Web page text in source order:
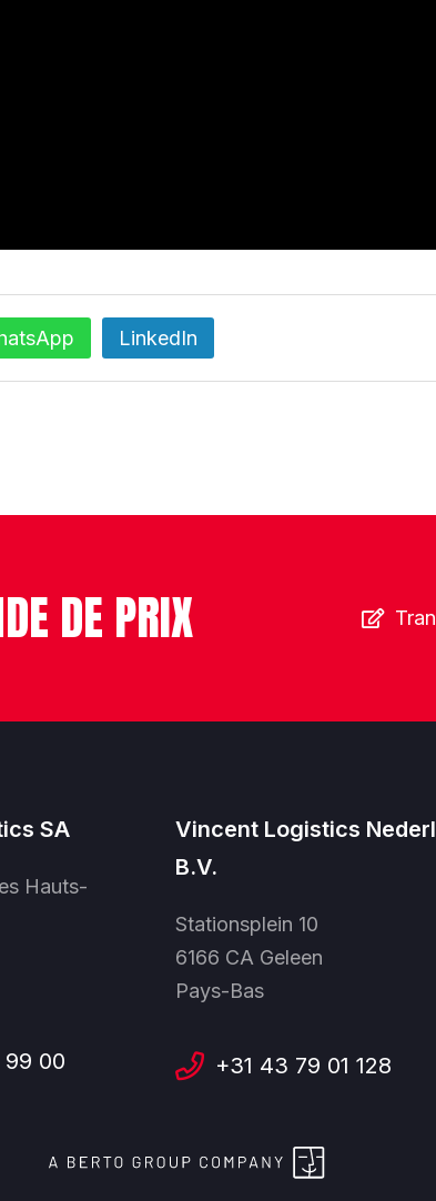
LinkedIn
DE PRIX
SA
Hauts-
00
Vincent Logistics
B.V.
Stationsplein 10
6166 CA Geleen
Pays-Bas
+31 43 79 01 128